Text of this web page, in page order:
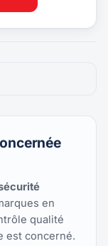
en
qualité
est concerné.